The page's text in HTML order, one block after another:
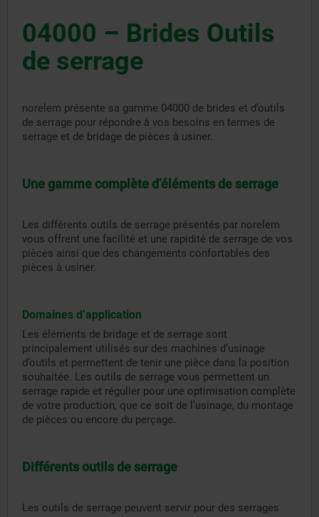
04000 – Brides Outils
de serrage
norelem présente sa gamme 04000 de brides et d’outils
de serrage pour répondre à vos besoins en termes de
serrage et de bridage de pièces à usiner.
Une gamme complète d’éléments de serrage
Les différents outils de serrage présentés par norelem
vous offrent une facilité et une rapidité de serrage de vos
pièces ainsi que des changements confortables des
pièces à usiner.
Domaines d’application
Les éléments de bridage et de serrage sont
principalement utilisés sur des machines d’usinage
d’outils et permettent de tenir une pièce dans la position
souhaitée. Les outils de serrage vous permettent un
serrage rapide et régulier pour une optimisation complète
de votre production, que ce soit de l’usinage, du montage
de pièces ou encore du perçage.
Différents outils de serrage
Les outils de serrage peuvent servir pour des serrages